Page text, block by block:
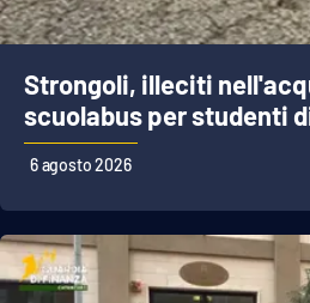
Strongoli, illeciti
scuolabus per studenti
6 agosto 2026